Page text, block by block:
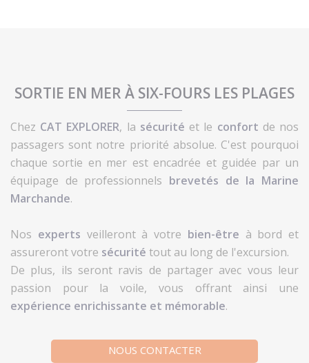
SORTIE EN MER À SIX-FOURS LES PLAGES
Chez CAT EXPLORER, la sécurité et le confort de nos
passagers sont notre priorité absolue. C'est pourquoi
chaque sortie en mer est encadrée et guidée par un
équipage de professionnels brevetés de la Marine
Marchande.
Nos experts veilleront à votre bien-être à bord et
assureront votre sécurité tout au long de l'excursion.
De plus, ils seront ravis de partager avec vous leur
passion pour la voile, vous offrant ainsi une
expérience enrichissante et mémorable.
NOUS CONTACTER